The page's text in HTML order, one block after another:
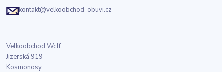
kontakt@velkoobchod-obuvi.cz
Velkoobchod Wolf
Jizerská 919
Kosmonosy